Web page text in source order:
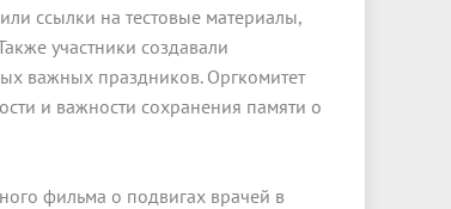
ссылки на тестовые материалы,
участники создавали
важных праздников. Оргкомитет
и важности сохранения памяти о
фильма о подвигах врачей в